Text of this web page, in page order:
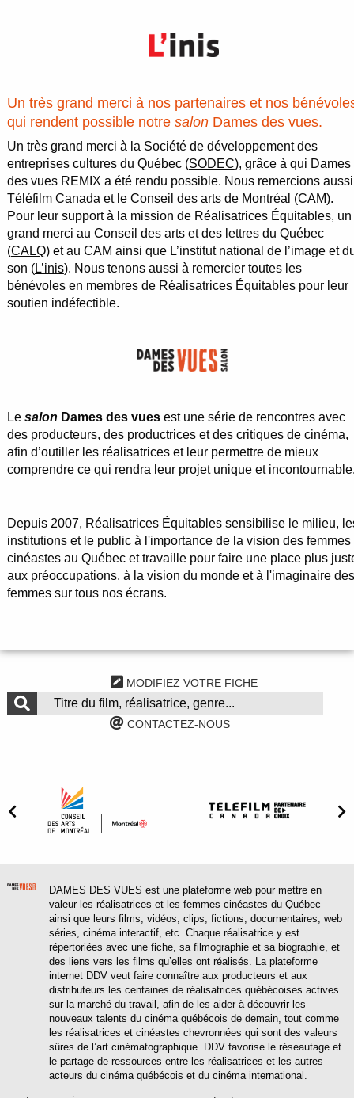
Un très grand merci à nos partenaires et nos
qui rendent possible notre salonDames des vues.
Un très grand merci à la Société de développement des
entreprises cultures du Québec (SODEC), grâce à qui Dames
des vues REMIX a été rendu possible. Nous remercions aussi
Téléfilm Canada et le Conseil des arts de Montréal (CAM).
Pour leur support à la mission de Réalisatrices Équitables, un
grand merci au Conseil des arts et des lettres du Québec
(CALQ) et au CAM ainsi que L’institut national de l’image et
son (L’inis). Nous tenons aussi à remercier toutes les
bénévoles en membres de Réalisatrices Équitables pour leur
soutien indéfectible.
Le salon Dames des vuesest une série de rencontres avec
des producteurs, des productrices et des critiques de cinéma,
afin d’outiller les réalisatrices et leur permettre de mieux
comprendre ce qui rendra leur projet unique et
Depuis 2007, Réalisatrices Équitables sensibilise le milieu,
institutions et le public à l'importance de la vision des femmes
cinéastes au Québec et travaille pour faire une place plus
aux préoccupations, à la vision du monde et à l'imaginaire des
femmes sur tous nos écrans.
MODIFIEZ VOTRE FICHE
CONTACTEZ-NOUS
DAMES DES VUES est une plateforme web pour mettre en
valeur les réalisatrices et les femmes cinéastes du Québec
ainsi que leurs films, vidéos, clips, fictions, documentaires, web
séries, cinéma interactif, etc. Chaque réalisatrice y est
répertoriées avec une fiche, sa filmographie et sa biographie, et
des liens vers les films qu’elles ont réalisés. La plateforme
internet DDV veut faire connaître aux producteurs et aux
distributeurs les centaines de réalisatrices québécoises actives
sur la marché du travail, afin de les aider à découvrir les
nouveaux talents du cinéma québécois de demain, tout comme
les réalisatrices et cinéastes chevronnées qui sont des valeurs
sûres de l’art cinématographique. DDV favorise le réseautage et
le partage de ressources entre les réalisatrices et les autres
acteurs du cinéma québécois et du cinéma international.